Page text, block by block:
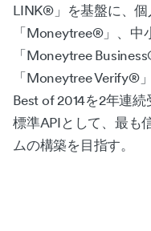
LINK®︎」を基盤に、
「Moneytree®︎」、中
「Moneytree
「Moneytree Verify®︎
Best of 2014を2年連
標準APIとして、最も
ムの構築を目指す。